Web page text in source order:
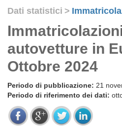
Dati statistici >
autovetture in
Ottobre 2024
Periodo di pubblicazione: 21
Periodo di riferimento dei dati: